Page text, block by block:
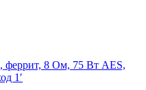
феррит, 8 Ом, 75 Вт AES,
1′